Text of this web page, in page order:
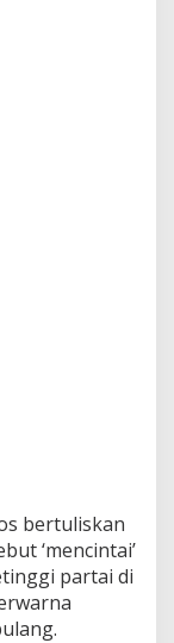
bertuliskan
‘mencintai’
partai di